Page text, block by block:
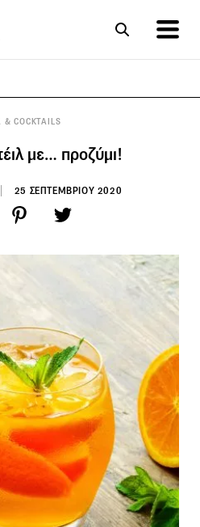
COCKTAILS
με… προζύμι!
25 ΣΕΠΤΕΜΒΡΙΟΥ 2020